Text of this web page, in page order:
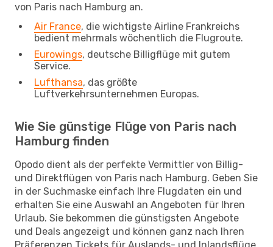
von Paris nach Hamburg an.
Air France, die wichtigste Airline Frankreichs
bedient mehrmals wöchentlich die Flugroute.
Eurowings, deutsche Billigflüge mit gutem
Service.
Lufthansa, das größte
Luftverkehrsunternehmen Europas.
Wie Sie günstige Flüge von Paris nach
Hamburg finden
Opodo dient als der perfekte Vermittler von Billig-
und Direktflügen von Paris nach Hamburg. Geben Sie
in der Suchmaske einfach Ihre Flugdaten ein und
erhalten Sie eine Auswahl an Angeboten für Ihren
Urlaub. Sie bekommen die günstigsten Angebote
und Deals angezeigt und können ganz nach Ihren